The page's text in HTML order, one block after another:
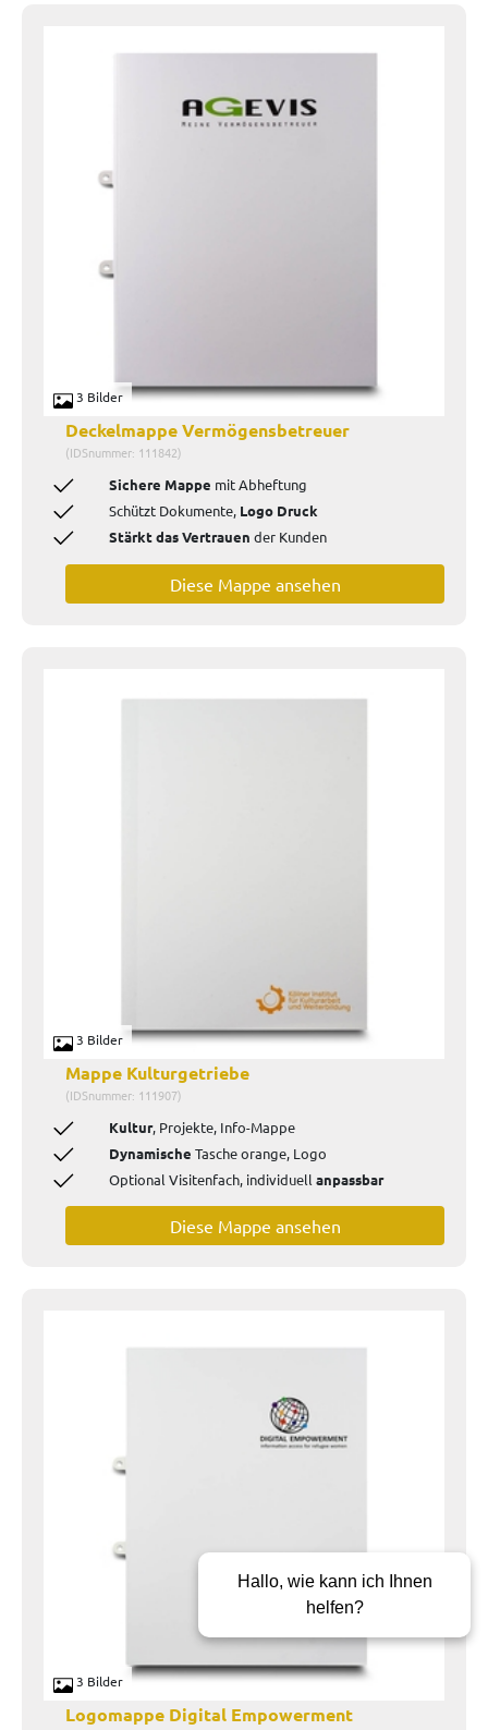
3 Bilder
Deckelmappe Vermögensbetreuer
(IDSnummer: 111842)
Sichere Mappe mit Abheftung
Schützt Dokumente, Logo Druck
Stärkt das Vertrauen der Kunden
Diese Mappe ansehen
3 Bilder
Mappe Kulturgetriebe
(IDSnummer: 111907)
Kultur, Projekte, Info‑Mappe
Dynamische Tasche orange, Logo
Optional Visitenfach, individuell anpassbar
Diese Mappe ansehen
3 Bilder
Logomappe Digital Empowerment
Hallo, wie kann ich Ihnen
helfen?